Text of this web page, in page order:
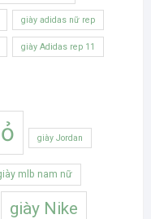
giày adidas nữ rep
giày Adidas rep 11
giày Jordan
mlb nam nữ
giày Nike